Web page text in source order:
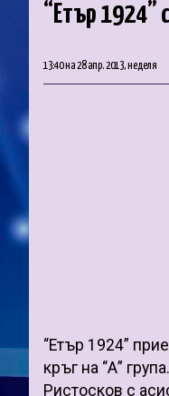
“Етър 1924”
13:40 на 28 апр. 2013, неделя
“Етър 1924”
кръг на “А”
Ристосков с